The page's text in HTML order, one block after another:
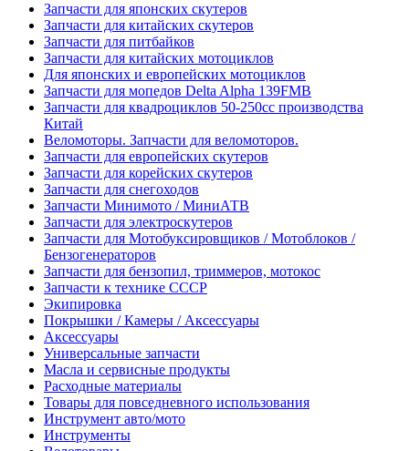
Запчасти для японских скутеров
Запчасти для китайских скутеров
Запчасти для питбайков
Запчасти для китайских мотоциклов
Для японских и европейских мотоциклов
Запчасти для мопедов Delta Alpha 139FMB
Запчасти для квадроциклов 50-250сс производства
Китай
Веломоторы. Запчасти для веломоторов.
Запчасти для европейских скутеров
Запчасти для корейских скутеров
Запчасти для снегоходов
Запчасти Минимото / МиниАТВ
Запчасти для электроскутеров
Запчасти для Мотобуксировщиков / Мотоблоков /
Бензогенераторов
Запчасти для бензопил, триммеров, мотокос
Запчасти к технике СССР
Экипировка
Покрышки / Камеры / Аксессуары
Аксессуары
Универсальные запчасти
Масла и сервисные продукты
Расходные материалы
Товары для повседневного использования
Инструмент авто/мото
Инструменты